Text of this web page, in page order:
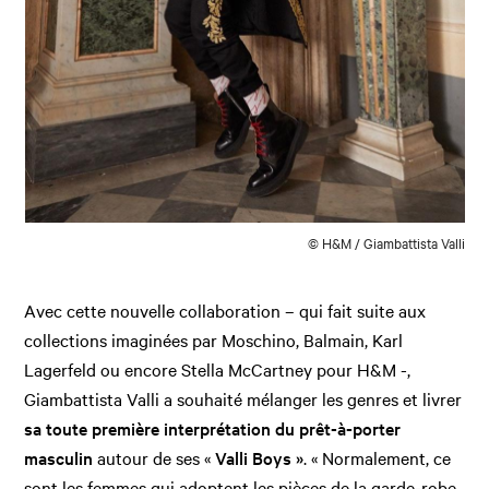
© H&M / Giambattista Valli
Avec cette nouvelle collaboration – qui fait suite aux
collections imaginées par Moschino, Balmain, Karl
Lagerfeld ou encore Stella McCartney pour H&M -,
Giambattista Valli a souhaité mélanger les genres et livrer
sa toute première interprétation du prêt-à-porter
masculin autour de ses «Valli Boys ». « Normalement, ce